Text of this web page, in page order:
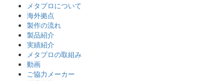
メタプロについて
海外拠点
製作の流れ
製品紹介
実績紹介
メタプロの取組み
動画
ご協力メーカー